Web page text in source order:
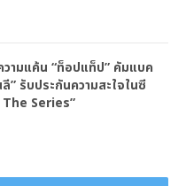
วามแค้น “ท็อปแท็ป” คัมแบค
” รับประกันความสะใจในซี
The Series”